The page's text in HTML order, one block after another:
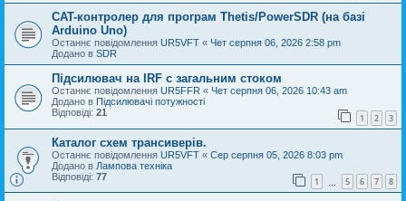
CAT-контролер для програм Thetis/PowerSDR (на базі
Arduino Uno)
Останнє повідомлення UR5VFT « Чет серпня 06, 2026 2:58 pm
Додано в SDR
Підсилювач на IRF с загальним стоком
Останнє повідомлення UR5FFR « Чет серпня 06, 2026 10:43 am
Додано в Підсилювачі потужності
Відповіді: 21 1 2 3
Каталог схем трансиверів.
Останнє повідомлення UR5VFT « Сер серпня 05, 2026 8:03 pm
Додано в Лампова техніка
Відповіді: 77 1 5 6 7 8